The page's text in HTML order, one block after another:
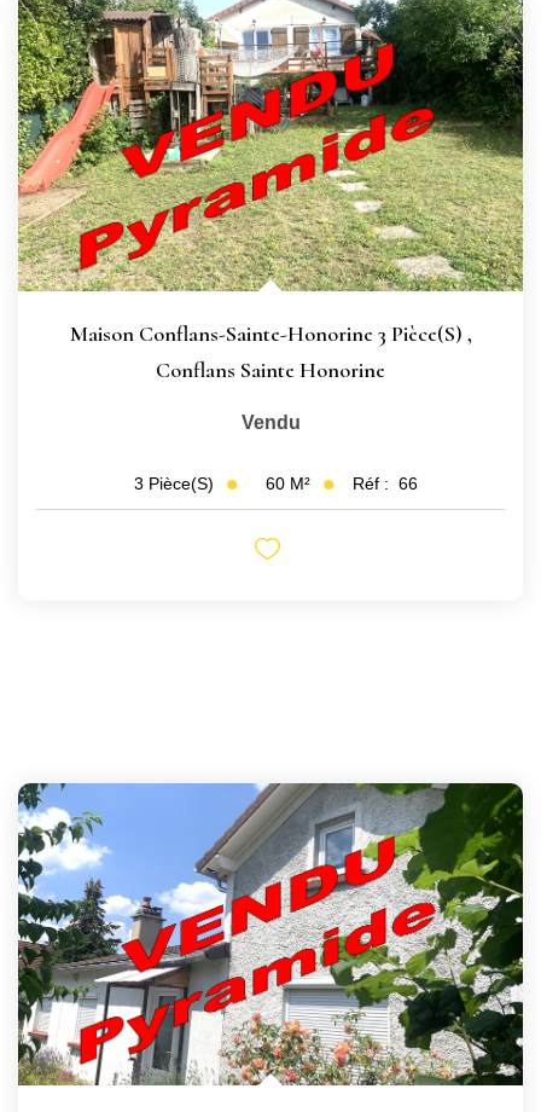
Maison Conflans-Sainte-Honorine 3 Pièce(s) ,
Conflans Sainte Honorine
Vendu
3 Pièce(s) 60 M² Réf : 66